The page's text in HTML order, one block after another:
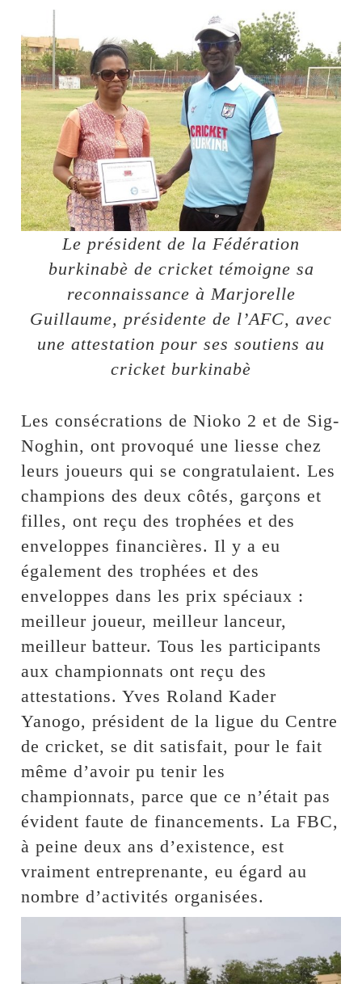
Le président de la Fédération
burkinabè de cricket témoigne sa
reconnaissance à Marjorelle
Guillaume, présidente de l’AFC, avec
une attestation pour ses soutiens au
cricket burkinabè
Les consécrations de Nioko 2 et de Sig-
Noghin, ont provoqué une liesse chez
leurs joueurs qui se congratulaient. Les
champions des deux côtés, garçons et
filles, ont reçu des trophées et des
enveloppes financières. Il y a eu
également des trophées et des
enveloppes dans les prix spéciaux :
meilleur joueur, meilleur lanceur,
meilleur batteur. Tous les participants
aux championnats ont reçu des
attestations. Yves Roland Kader
Yanogo, président de la ligue du Centre
de cricket, se dit satisfait, pour le fait
même d’avoir pu tenir les
championnats, parce que ce n’était pas
évident faute de financements. La FBC,
à peine deux ans d’existence, est
vraiment entreprenante, eu égard au
nombre d’activités organisées.